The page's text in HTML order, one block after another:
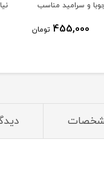
و سرامید مناسب
455,000 تومان